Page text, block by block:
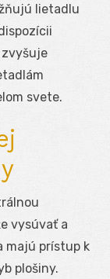
lietadlu
zvyšuje
svete.
vysúvať a
majú prístup k
plošiny.